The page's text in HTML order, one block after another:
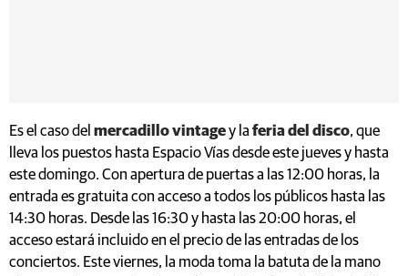
Es el caso del mercadillo vintagey la feria del disco, que
lleva los puestos hasta Espacio Vías desde este jueves y hasta
este domingo. Con apertura de puertas a las 12:00 horas, la
entrada es gratuita con acceso a todos los públicos hasta las
14:30 horas. Desde las 16:30 y hasta las 20:00 horas, el
acceso estará incluido en el precio de las entradas de los
conciertos. Este viernes, la moda toma la batuta de la mano